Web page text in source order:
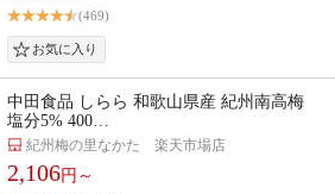
(469)
中田食品 しらら 和歌山県産 紀州南高梅
塩分5% 400…
紀州梅の里なかた 楽天市場店
2,106円～